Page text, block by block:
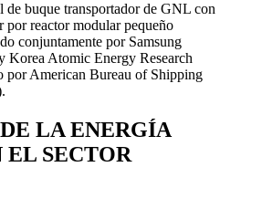
de buque transportador de GNL con
por reactor modular pequeño
conjuntamente por Samsung
Korea Atomic Energy Research
por American Bureau of Shipping
LA ENERGÍA
EL SECTOR